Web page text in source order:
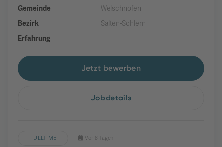
Gemeinde
Welschnofen
Bezirk
Salten-Schlern
Erfahrung
Jetzt bewerben
Jobdetails
FULLTIME Vor 8 Tagen